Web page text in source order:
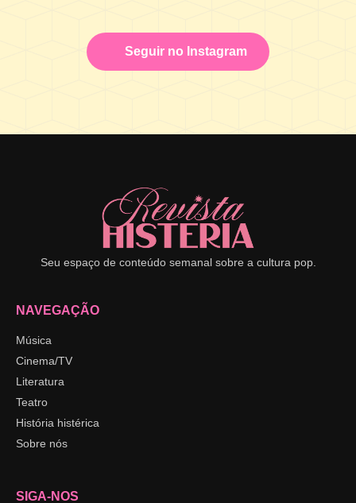
Seguir no Instagram
Seu espaço de conteúdo semanal sobre a cultura pop.
NAVEGAÇÃO
Música
Cinema/TV
Literatura
Teatro
História histérica
Sobre nós
SIGA-NOS